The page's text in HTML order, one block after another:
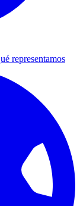
representamos